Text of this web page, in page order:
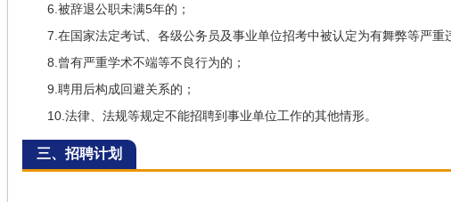
6.被辞退公职未满5年的；
7.在国家法定考试、各级公务员及事业单位招考中被认定为有舞弊等严重
8.曾有严重学术不端等不良行为的；
9.聘用后构成回避关系的；
10.法律、法规等规定不能招聘到事业单位工作的其他情形。
三、招聘计划